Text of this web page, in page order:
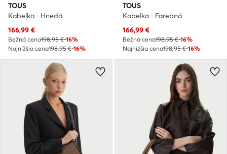
TOUS
Kabelka · Hnedá
Aktuálna cena
166,99 €
Bežná cena198,95 €-16%
Najnižšia cena198,95 €-16%
TOUS
Kabelka · Farebná
Aktuálna cena
166,99 €
Bežná cena198,95 €-16%
Najnižšia cena198,95 €-16%